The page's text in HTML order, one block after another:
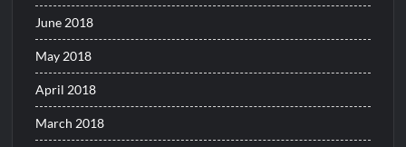
June 2018
May 2018
April 2018
March 2018